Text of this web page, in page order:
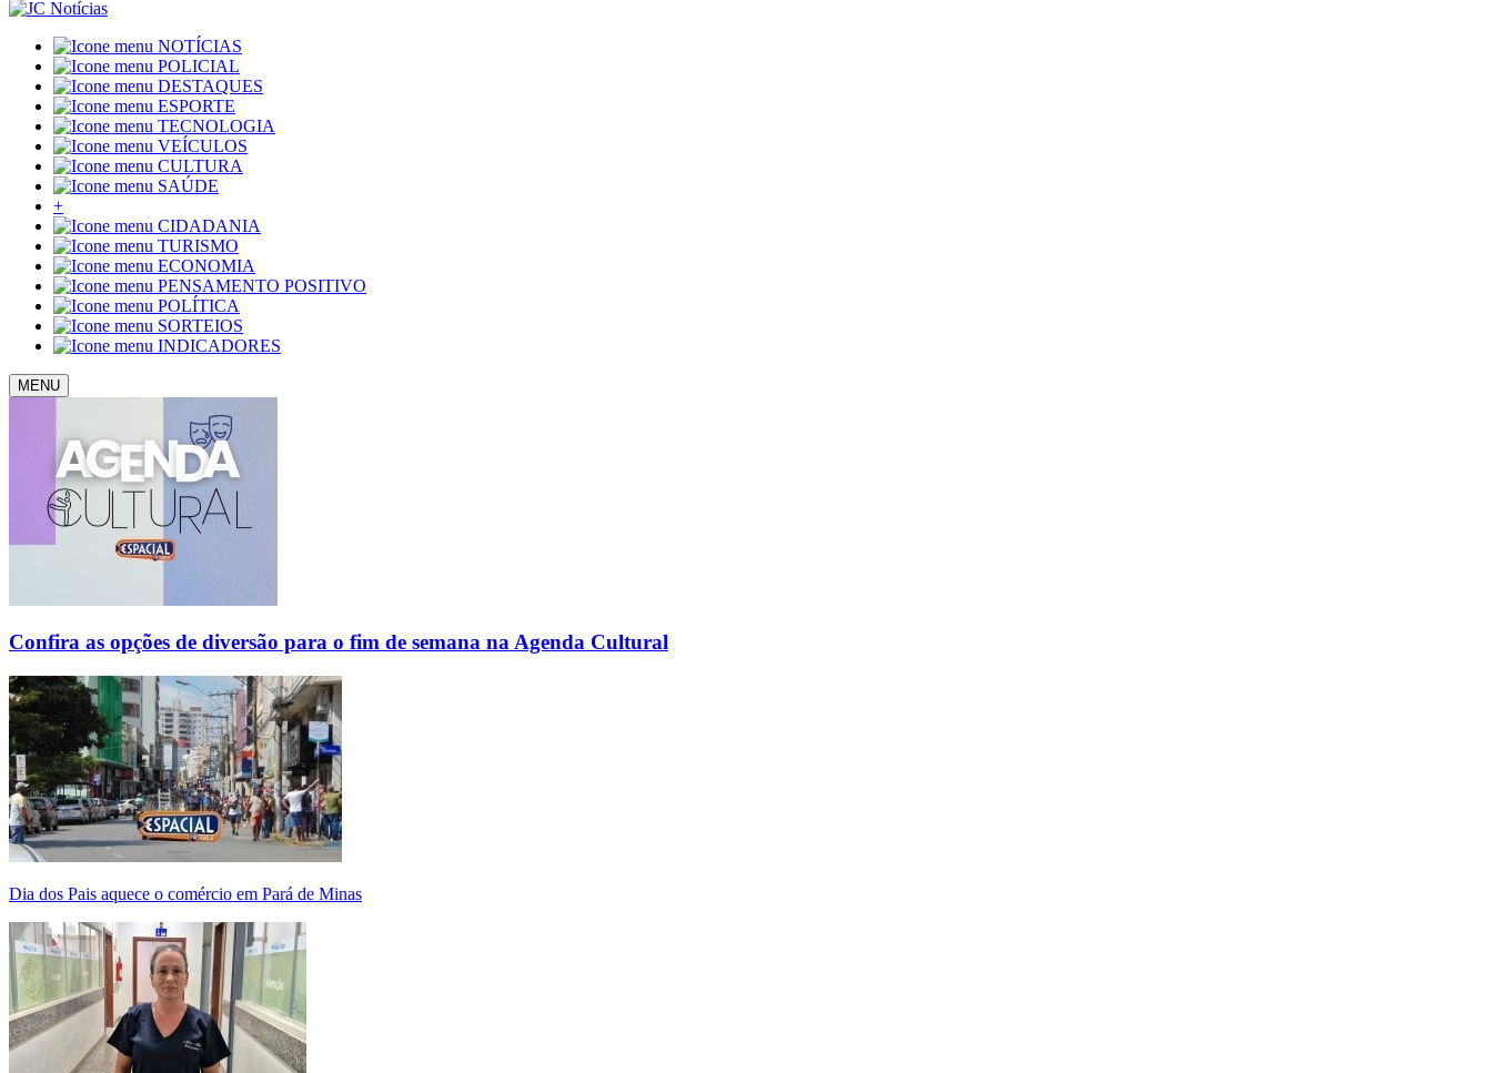
NOTÍCIAS
POLICIAL
DESTAQUES
ESPORTE
TECNOLOGIA
VEÍCULOS
CULTURA
SAÚDE
+
CIDADANIA
TURISMO
ECONOMIA
PENSAMENTO POSITIVO
POLÍTICA
SORTEIOS
INDICADORES
MENU
Confira as opções de diversão para o fim de semana na Agenda Cultural
Dia dos Pais aquece o comércio em Pará de Minas